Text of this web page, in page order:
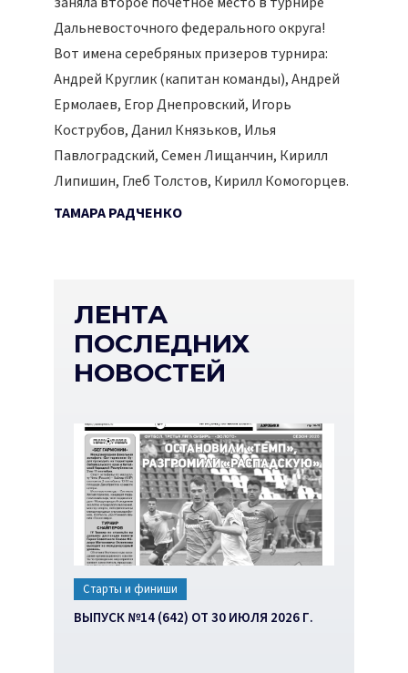
Дальневосточного федерального округа!
Вот имена серебряных призеров турнира:
Андрей Круглик (капитан команды), Андрей
Ермолаев, Егор Днепровский, Игорь
Кострубов, Данил Князьков, Илья
Павлоградский, Семен Лищанчин, Кирилл
Липишин, Глеб Толстов, Кирилл Комогорцев.
ТАМАРА РАДЧЕНКО
ЛЕНТА
ПОСЛЕДНИХ
НОВОСТЕЙ
Старты и финиши
ВЫПУСК №14 (642) ОТ 30 ИЮЛЯ 2026 Г.